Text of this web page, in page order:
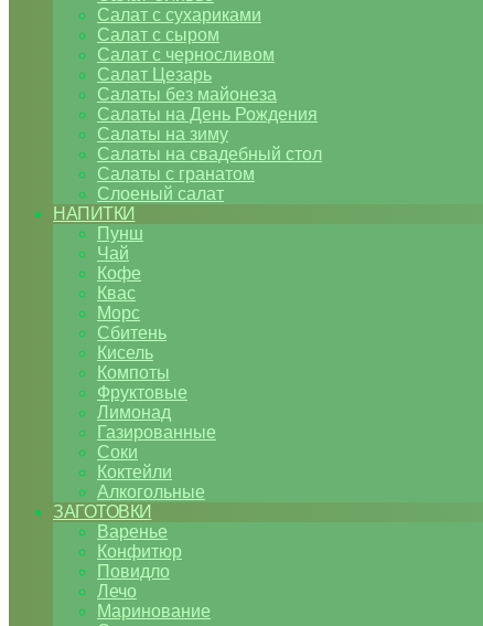
Салат с сухариками
Салат с сыром
Салат с черносливом
Салат Цезарь
Салаты без майонеза
Салаты на День Рождения
Салаты на зиму
Салаты на свадебный стол
Салаты с гранатом
Слоеный салат
НАПИТКИ
Пунш
Чай
Кофе
Квас
Морс
Сбитень
Кисель
Компоты
Фруктовые
Лимонад
Газированные
Соки
Коктейли
Алкогольные
ЗАГОТОВКИ
Варенье
Конфитюр
Повидло
Лечо
Маринование